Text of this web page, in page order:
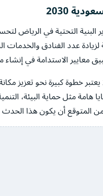
2030
التحتية في الرياض
عدد الفنادق والخدمات
معايير الاستدامة في
وبالأخير فإن معرض إكسبو السعودية 2030
هامة مثل حماية البيئة،